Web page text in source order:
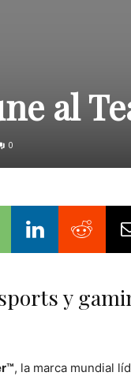
al
0
y
, la marca mundial